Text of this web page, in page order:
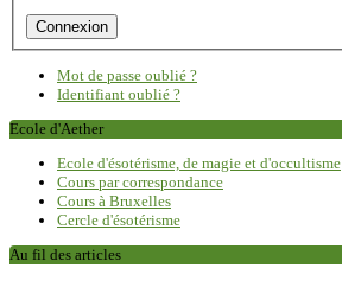
Mot de passe oublié ?
Identifiant oublié ?
Ecole d'Aether
Ecole d'ésotérisme, de magie et d'occultisme
Cours par correspondance
Cours à Bruxelles
Cercle d'ésotérisme
Au fil des articles